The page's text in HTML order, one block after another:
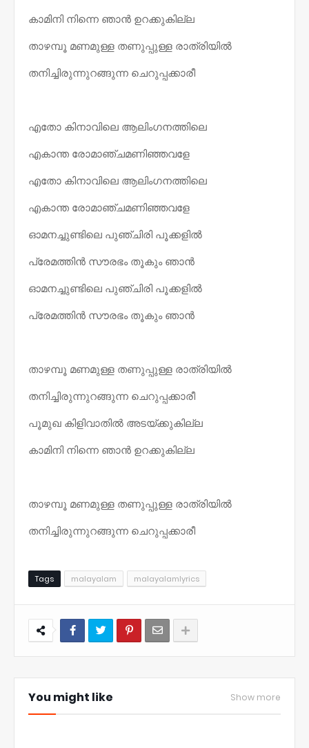
കാമിനി നിന്നെ ഞാൻ ഉറക്കുകില്ല
താഴമ്പൂ മണമുള്ള തണുപ്പുള്ള രാത്രിയിൽ
തനിച്ചിരുന്നുറങ്ങുന്ന ചെറുപ്പക്കാരീ
എതോ കിനാവിലെ ആലിംഗനത്തിലെ
എകാന്ത രോമാഞ്ചമണിഞ്ഞവളേ
എതോ കിനാവിലെ ആലിംഗനത്തിലെ
എകാന്ത രോമാഞ്ചമണിഞ്ഞവളേ
ഓമനച്ചുണ്ടിലെ പുഞ്ചിരി പൂക്കളിൽ
പ്രേമത്തിൻ സൗരഭം തൂകും ഞാൻ
ഓമനച്ചുണ്ടിലെ പുഞ്ചിരി പൂക്കളിൽ
പ്രേമത്തിൻ സൗരഭം തൂകും ഞാൻ
താഴമ്പൂ മണമുള്ള തണുപ്പുള്ള രാത്രിയിൽ
തനിച്ചിരുന്നുറങ്ങുന്ന ചെറുപ്പക്കാരീ
പൂമുഖ കിളിവാതിൽ അടയ്ക്കുകില്ല
കാമിനി നിന്നെ ഞാൻ ഉറക്കുകില്ല
താഴമ്പൂ മണമുള്ള തണുപ്പുള്ള രാത്രിയിൽ
തനിച്ചിരുന്നുറങ്ങുന്ന ചെറുപ്പക്കാരീ
Tags malayalam malayalamlyrics
You might like Show more